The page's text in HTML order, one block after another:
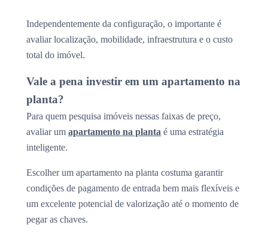
Independentemente da configuração, o importante é
avaliar localização, mobilidade, infraestrutura e o custo
total do imóvel.
Vale a pena investir em um apartamento na
planta?
Para quem pesquisa imóveis nessas faixas de preço,
avaliar um apartamento na planta é uma estratégia
inteligente.
Escolher um apartamento na planta costuma garantir
condições de pagamento de entrada bem mais flexíveis e
um excelente potencial de valorização até o momento de
pegar as chaves.